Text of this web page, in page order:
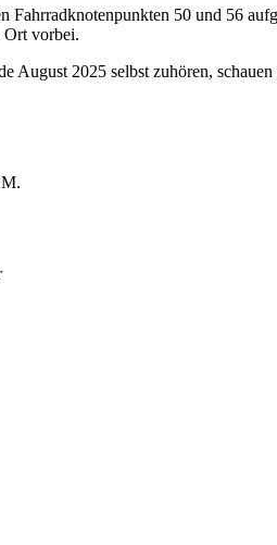
Fahrradknotenpunkten 50 und 56
Ort vorbei.
August 2025 selbst zuhören, schauen